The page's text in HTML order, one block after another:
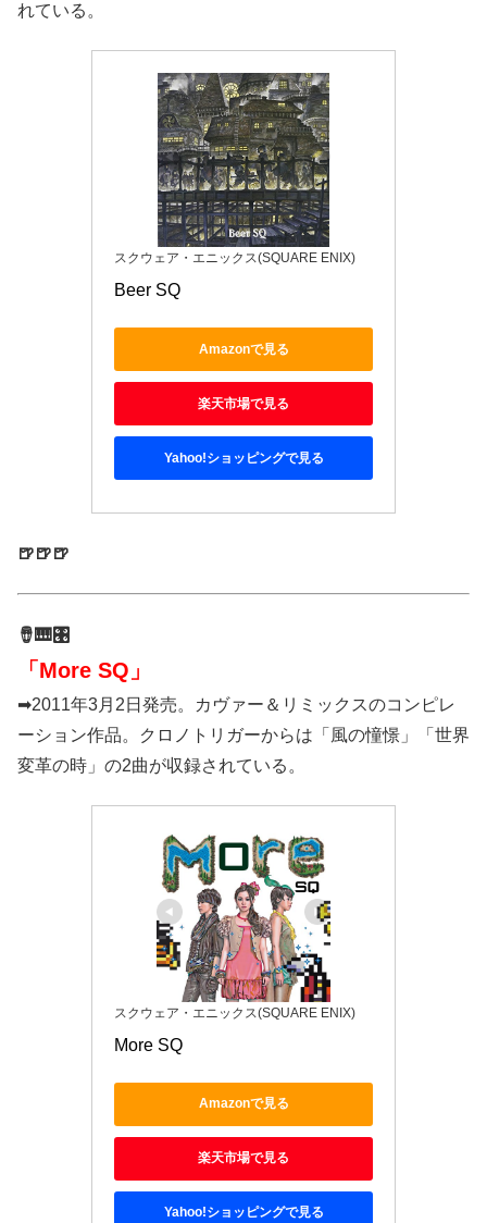
れている。
スクウェア・エニックス(SQUARE ENIX)
Beer SQ
Amazonで見る
楽天市場で見る
Yahoo!ショッピングで見る
🍺🍺🍺
🪘🎹🎛️
「More SQ」
➡2011年3月2日発売。カヴァー＆リミックスのコンピレ
ーション作品。クロノトリガーからは「風の憧憬」「世界
変革の時」の2曲が収録されている。
スクウェア・エニックス(SQUARE ENIX)
More SQ
Amazonで見る
楽天市場で見る
Yahoo!ショッピングで見る